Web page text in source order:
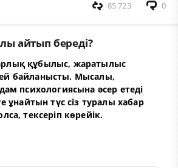
0
85 723
айтып береді?
құбылыс, жаратылыс
байланысты. Мысалы,
психологиясына әсер етеді
ұнайтын түс сіз туралы хабар
тексеріп көрейік.